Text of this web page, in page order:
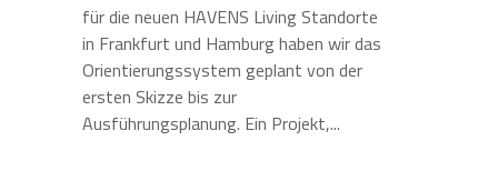
für die neuen HAVENS Living Standorte
in Frankfurt und Hamburg haben wir das
Orientierungssystem geplant von der
ersten Skizze bis zur
Ausführungsplanung. Ein Projekt,